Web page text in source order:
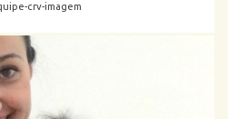
crv-imagem